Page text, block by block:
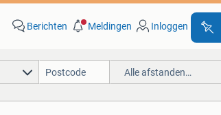
Berichten Meldingen Inloggen
Alle afstanden…